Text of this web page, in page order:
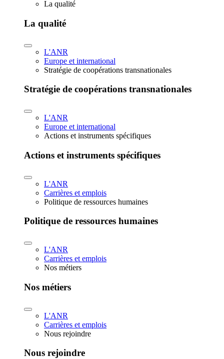
La qualité
La qualité
L'ANR
Europe et international
Stratégie de coopérations transnationales
Stratégie de coopérations transnationales
L'ANR
Europe et international
Actions et instruments spécifiques
Actions et instruments spécifiques
L'ANR
Carrières et emplois
Politique de ressources humaines
Politique de ressources humaines
L'ANR
Carrières et emplois
Nos métiers
Nos métiers
L'ANR
Carrières et emplois
Nous rejoindre
Nous rejoindre